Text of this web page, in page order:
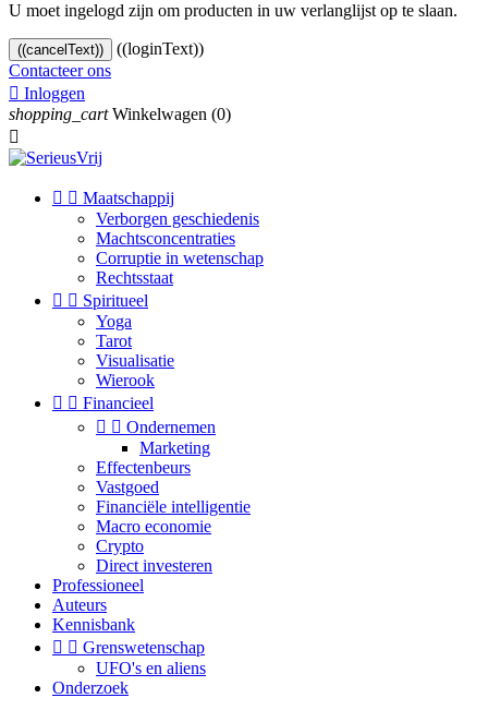
U moet ingelogd zijn om producten in uw verlanglijst op te slaan.
((cancelText))
((loginText))
Contacteer ons
 Inloggen
shopping_cart Winkelwagen (0)

  Maatschappij
Verborgen geschiedenis
Machtsconcentraties
Corruptie in wetenschap
Rechtsstaat
  Spiritueel
Yoga
Tarot
Visualisatie
Wierook
  Financieel
  Ondernemen
Marketing
Effectenbeurs
Vastgoed
Financiële intelligentie
Macro economie
Crypto
Direct investeren
Professioneel
Auteurs
Kennisbank
  Grenswetenschap
UFO's en aliens
Onderzoek